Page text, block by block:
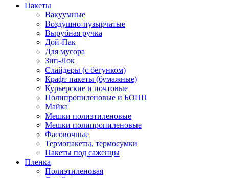
Пакеты
Вакуумные
Воздушно-пузырчатые
Вырубная ручка
Дой-Пак
Для мусора
Зип-Лок
Слайдеры (с бегунком)
Крафт пакеты (бумажные)
Курьерские и почтовые
Полипропиленовые и БОПП
Майка
Мешки полиэтиленовые
Мешки полипропиленовые
Фасовочные
Термопакеты, термосумки
Пакеты под саженцы
Пленка
Полиэтиленовая